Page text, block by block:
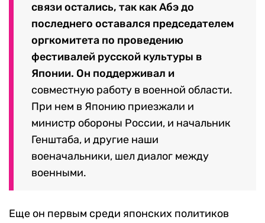
связи остались, так как Абэ до
последнего оставался председателем
оргкомитета по проведению
фестивалей русской культуры в
Японии. Он поддерживал и
совместную работу в военной области.
При нем в Японию приезжали и
министр обороны России, и начальник
Генштаба, и другие наши
военачальники, шел диалог между
военными.
Еще он первым среди японских политиков